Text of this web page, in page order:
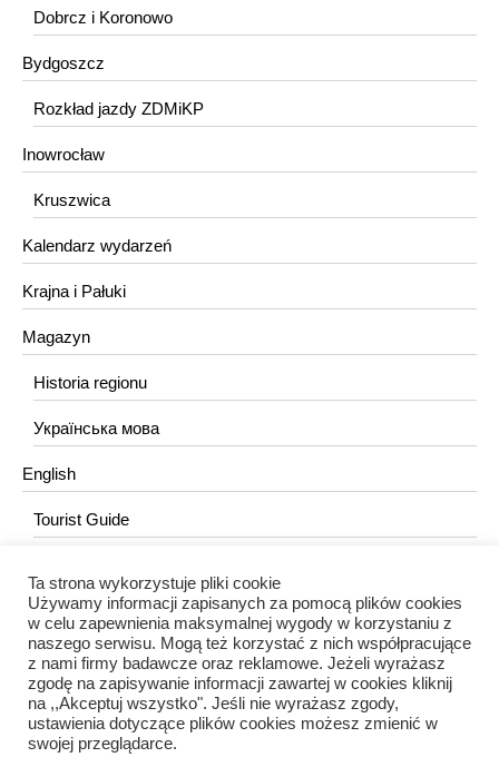
Dobrcz i Koronowo
Bydgoszcz
Rozkład jazdy ZDMiKP
Inowrocław
Kruszwica
Kalendarz wydarzeń
Krajna i Pałuki
Magazyn
Historia regionu
Українська мова
English
Tourist Guide
KONTAKT
redakcja@portalkujawski.pl
Redakcja
Ta strona wykorzystuje pliki cookie
Używamy informacji zapisanych za pomocą plików cookies
w celu zapewnienia maksymalnej wygody w korzystaniu z
naszego serwisu. Mogą też korzystać z nich współpracujące
z nami firmy badawcze oraz reklamowe. Jeżeli wyrażasz
zgodę na zapisywanie informacji zawartej w cookies kliknij
na ,,Akceptuj wszystko". Jeśli nie wyrażasz zgody,
ustawienia dotyczące plików cookies możesz zmienić w
swojej przeglądarce.